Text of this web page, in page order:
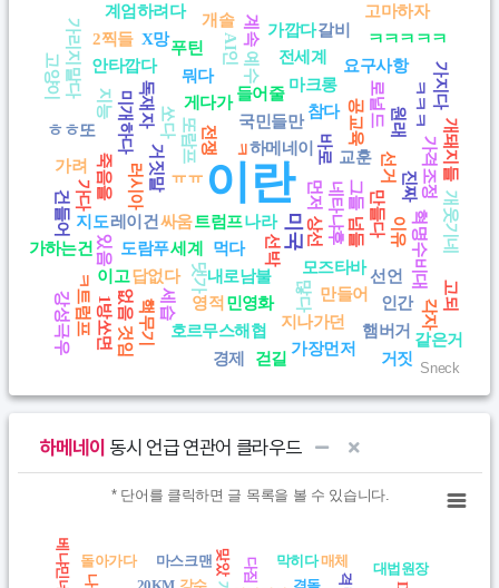
View as data table, Chart
이란
미국
트럼프
전쟁 하메네이
먼저
나라 상선
ㅠㅠ
또람프
먹다
바로
세계
ㅋ
국민들만
네타냐후
모즈타바
선박
싸움
쏘다 참다
거짓말
게다가 공교육
교훈
그들
내로남불
넘들
답없다 댓가
도람푸
독재자 들어줄
러시아
레이건
로널드
마크롱
만들다
만들어
많다
뭐다
미개하다
민영화
선거
선언
세습
안타깝다
없음 영적
예수 요구사항
원래
이고
이유
인간
있음
전세계
죽음을
지나가던
지능
지도
진짜
푸틴
핵무기 햄버거
혁명수비대
호르무스해협
1방쏘면
2찍들 AI인
X망
ㅋㅋㅋ
ㅋㅋㅋㅋㅋ
ㅋ트럼프
ㅎㅎ또
가격조정
가깝다
가다
가려
가리지말다
가장먼저
가지다
가하는건
각자
갈비
강성극우 같은거
개돼지들
개솔
개웃기네
거짓
건들어
걷길
것임
경제
계속
계엄하려다
고되
고마하자
고양이
Sneck
End of interactive chart.
하메네이 동시 언급 연관어 클라우드
View as data table, Chart
다짐 대법원장
돌아가다 마스크맨 막히다
맞았 매체
* 단어를 클릭하면 글 목록을 볼 수 있습니다.